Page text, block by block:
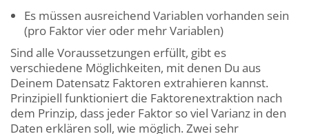
Es müssen ausreichend Variablen vorhanden sein
(pro Faktor vier oder mehr Variablen)
Sind alle Voraussetzungen erfüllt, gibt es
verschiedene Möglichkeiten, mit denen Du aus
Deinem Datensatz Faktoren extrahieren kannst.
Prinzipiell funktioniert die Faktorenextraktion nach
dem Prinzip, dass jeder Faktor so viel Varianz in den
Daten erklären soll, wie möglich. Zwei sehr